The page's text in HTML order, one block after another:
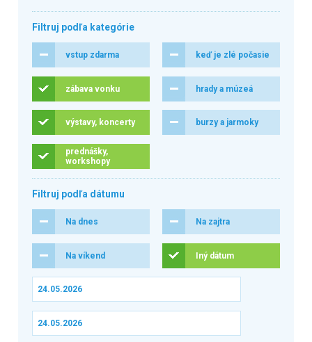
Filtruj podľa kategórie
vstup zdarma keď je zlé počasie
zábava vonku hrady a múzeá
výstavy, koncerty burzy a jarmoky
prednášky,
workshopy
Filtruj podľa dátumu
Na dnes Na zajtra
Na víkend Iný dátum